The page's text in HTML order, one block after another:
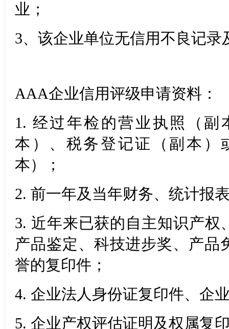
业；
3、该企业单位无信用不良记
AAA企业信用评级申请资料：
1. 经过年检的营业执照（副
本）、税务登记证（副本）
本）；
2. 前一年及当年财务、统计报
3. 近年来已获的自主知识产权
产品鉴定、科技进步奖、产品
誉的复印件；
4. 企业法人身份证复印件、企
5. 企业产权评估证明及权属复